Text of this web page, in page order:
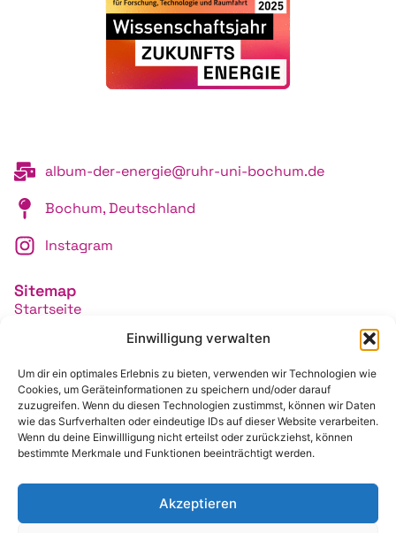
Einwilligung verwalten
Um dir ein optimales Erlebnis zu bieten, verwenden wir Technologien wie
Cookies, um Geräteinformationen zu speichern und/oder darauf
zuzugreifen. Wenn du diesen Technologien zustimmst, können wir Daten
wie das Surfverhalten oder eindeutige IDs auf dieser Website verarbeiten.
Wenn du deine Einwillligung nicht erteilst oder zurückziehst, können
bestimmte Merkmale und Funktionen beeinträchtigt werden.
Akzeptieren
album-der-energie@ruhr-uni-bochum.de
Bochum, Deutschland
Instagram
Sitemap
Startseite
Unser Team
Beitrag einreichen
Die Karte